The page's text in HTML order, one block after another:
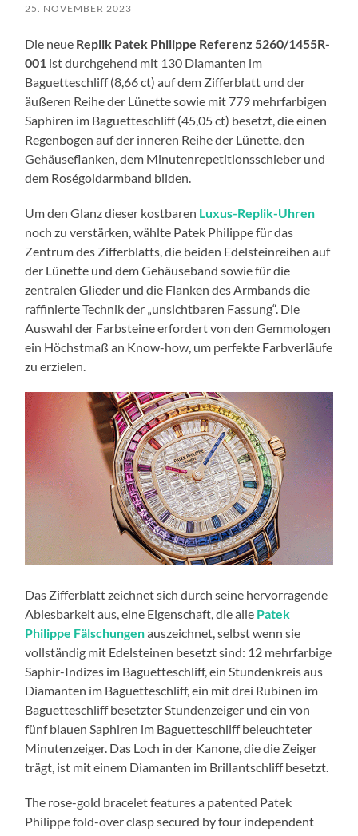
25. NOVEMBER 2023
Die neue Replik Patek Philippe Referenz 5260/1455R-
001 ist durchgehend mit 130 Diamanten im
Baguetteschliff (8,66 ct) auf dem Zifferblatt und der
äußeren Reihe der Lünette sowie mit 779 mehrfarbigen
Saphiren im Baguetteschliff (45,05 ct) besetzt, die einen
Regenbogen auf der inneren Reihe der Lünette, den
Gehäuseflanken, dem Minutenrepetitionsschieber und
dem Roségoldarmband bilden.
Um den Glanz dieser kostbaren Luxus-Replik-Uhren
noch zu verstärken, wählte Patek Philippe für das
Zentrum des Zifferblatts, die beiden Edelsteinreihen auf
der Lünette und dem Gehäuseband sowie für die
zentralen Glieder und die Flanken des Armbands die
raffinierte Technik der „unsichtbaren Fassung“. Die
Auswahl der Farbsteine erfordert von den Gemmologen
ein Höchstmaß an Know-how, um perfekte Farbverläufe
zu erzielen.
Das Zifferblatt zeichnet sich durch seine hervorragende
Ablesbarkeit aus, eine Eigenschaft, die alle Patek
Philippe Fälschungenauszeichnet, selbst wenn sie
vollständig mit Edelsteinen besetzt sind: 12 mehrfarbige
Saphir-Indizes im Baguetteschliff, ein Stundenkreis aus
Diamanten im Baguetteschliff, ein mit drei Rubinen im
Baguetteschliff besetzter Stundenzeiger und ein von
fünf blauen Saphiren im Baguetteschliff beleuchteter
Minutenzeiger. Das Loch in der Kanone, die die Zeiger
trägt, ist mit einem Diamanten im Brillantschliff besetzt.
The rose-gold bracelet features a patented Patek
Philippe fold-over clasp secured by four independent